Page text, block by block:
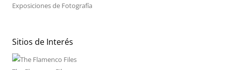
Exposiciones de Fotografía
Sitios de Interés